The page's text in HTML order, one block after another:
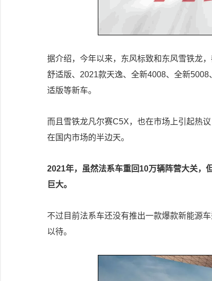
据介绍，今年以来，东风标致和东风雪铁龙
舒适版、2021款天逸、全新4008、全新
适版等新车。
而且雪铁龙凡尔赛C5X，也在市场上引起热
在国内市场的半边天。
2021年，虽然法系车重回10万辆阵营大关，
巨大。
不过目前法系车还没有推出一款爆款新能源
以待。